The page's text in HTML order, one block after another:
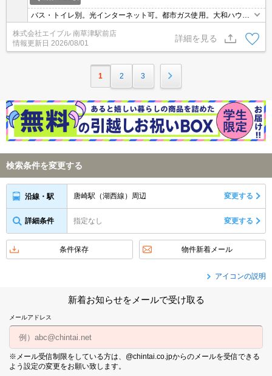
バス・トイレ別。光インターネット可。都市ガス使用。大和ハウス
施工。室内物干しあり。インターネット無料。温水洗浄便座付き。
照明器具付き。宅配ボックスあり。
株式会社エイブル 南草津駅前店
情報更新日 2026/08/01
詳細を見る
1 2 3
検索条件を変更する
沿線・駅 唐崎駅（湖西線）周辺 変更する
詳細条件 指定なし 変更する
条件保存 物件新着メール
アイコンの説明
新着お知らせをメールで受け取る
メールアドレス
※メール受信制限をしている方は、@chintai.co.jpからのメールを受信できる
よう設定の変更をお願い致します。